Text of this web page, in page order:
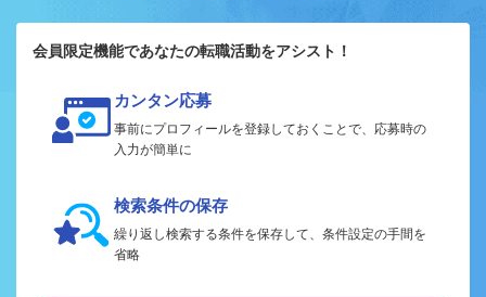
会員限定機能であなたの転職活動をアシスト！
カンタン応募
事前にプロフィールを登録しておくことで、応募時の
入力が簡単に
検索条件の保存
繰り返し検索する条件を保存して、条件設定の手間を
省略